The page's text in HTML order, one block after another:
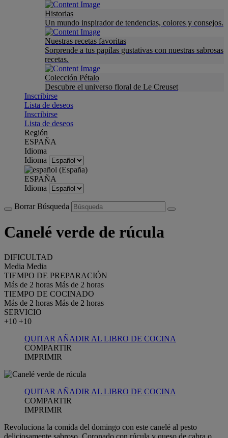
Historias
Un mundo inspirador de tendencias, colores y consejos.
Nuestras recetas favoritas
Sorprende a tus papilas gustativas con nuestras sabrosas
recetas.
Colección Pétalo
Descubre el universo floral de Le Creuset
Inscribirse
Lista de deseos
Inscribirse
Lista de deseos
Región
ESPAÑA
Idioma
Idioma
ESPAÑA
Idioma
Borrar Búsqueda
Canelé verde de rúcula
DIFICULTAD
Media Media
TIEMPO DE PREPARACIÓN
Más de 2 horas Más de 2 horas
TIEMPO DE COCINADO
Más de 2 horas Más de 2 horas
SERVICIO
+10 +10
QUITAR AÑADIR AL LIBRO DE COCINA
COMPARTIR
IMPRIMIR
QUITAR AÑADIR AL LIBRO DE COCINA
COMPARTIR
IMPRIMIR
Revoluciona la comida del domingo con este canelé al pesto
deliciosamente sabroso. Coronado con rúcula y queso de cabra o